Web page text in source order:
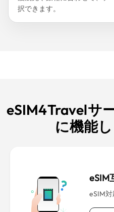
択できます。
eSIM4Travelサ
に機能
eSIM
eSIM対